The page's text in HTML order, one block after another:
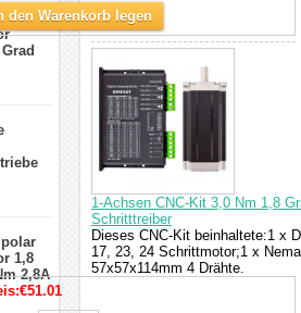
4
1,8
2,8A
den Warenkorb legen
1-Achsen CNC-Kit 3,0 Nm 1,8
Schritttreiber
Dieses CNC-Kit beinhaltete:1 x
17, 23, 24 Schrittmotor;1 x
57x57x114mm 4 Drähte.
€51.01